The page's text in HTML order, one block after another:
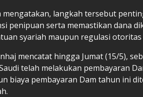
mengatakan, langkah tersebut
penipuan serta memastikan dana
syariah maupun regulasi otoritas
mencatat hingga Jumat (15/5),
telah melakukan pembayaran
biaya pembayaran Dam tahun ini